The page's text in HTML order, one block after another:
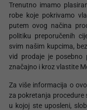
Trenutno imamo
robe koje pokrivamo
putem ovog načina
politiku preporučenih
svim našim kupcima,
vid prodaje je
značajno i kroz vlastite
Za više informacija o
za pokretanja procedure
u kojoj ste uposleni,